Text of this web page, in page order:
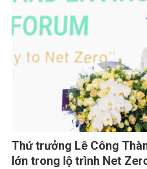
Thứ trưởng Lê Công
lớn trong lộ trình Net